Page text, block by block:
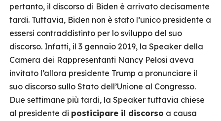
pertanto, il discorso di Biden è arrivato decisamente
tardi. Tuttavia, Biden non è stato l’unico presidente a
essersi contraddistinto per lo sviluppo del suo
discorso. Infatti, il 3 gennaio 2019, la Speaker della
Camera dei Rappresentanti Nancy Pelosi aveva
invitato l’allora presidente Trump a pronunciare il
suo discorso sullo Stato dell’Unione al Congresso.
Due settimane più tardi, la Speaker tuttavia chiese
al presidente di posticipare il discorso a causa